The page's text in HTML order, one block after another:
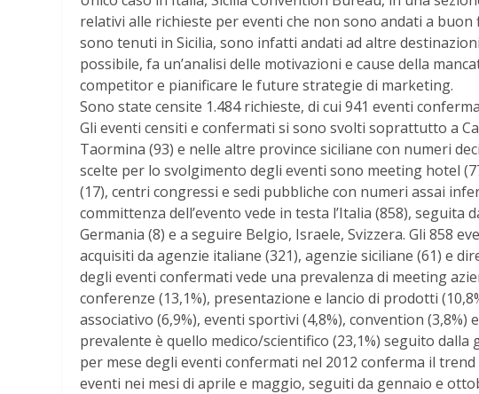
relativi alle richieste per eventi che non sono andati a
sono tenuti in Sicilia, sono infatti andati ad altre
possibile, fa un’analisi delle motivazioni e cause della
competitor e pianificare le future strategie di marketing.
Sono state censite 1.484 richieste, di cui 941 eventi
Gli eventi censiti e confermati si sono svolti soprattutto a
Taormina (93) e nelle altre province siciliane con numeri
scelte per lo svolgimento degli eventi sono meeting hotel
(17), centri congressi e sedi pubbliche con numeri assai
committenza dell’evento vede in testa l’Italia (858), seguita
Germania (8) e a seguire Belgio, Israele, Svizzera. Gli 858
acquisiti da agenzie italiane (321), agenzie siciliane (61) e
degli eventi confermati vede una prevalenza di meeting
conferenze (13,1%), presentazione e lancio di prodotti
associativo (6,9%), eventi sportivi (4,8%), convention
prevalente è quello medico/scientifico (23,1%) seguito dalla
per mese degli eventi confermati nel 2012 conferma il
eventi nei mesi di aprile e maggio, seguiti da gennaio e